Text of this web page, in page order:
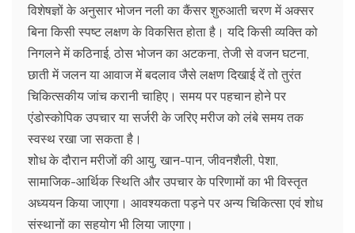
विशेषज्ञों के अनुसार भोजन नली का कैंसर शुरुआती चरण में अक्सर
बिना किसी स्पष्ट लक्षण के विकसित होता है। यदि किसी व्यक्ति को
निगलने में कठिनाई, ठोस भोजन का अटकना, तेजी से वजन घटना,
छाती में जलन या आवाज में बदलाव जैसे लक्षण दिखाई दें तो तुरंत
चिकित्सकीय जांच करानी चाहिए। समय पर पहचान होने पर
एंडोस्कोपिक उपचार या सर्जरी के जरिए मरीज को लंबे समय तक
स्वस्थ रखा जा सकता है।
शोध के दौरान मरीजों की आयु, खान-पान, जीवनशैली, पेशा,
सामाजिक-आर्थिक स्थिति और उपचार के परिणामों का भी विस्तृत
अध्ययन किया जाएगा। आवश्यकता पड़ने पर अन्य चिकित्सा एवं शोध
संस्थानों का सहयोग भी लिया जाएगा।